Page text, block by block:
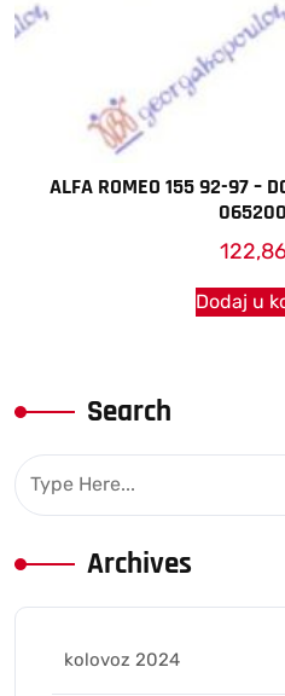
ALFA ROMEO 155 92-97 –
Dodaj u
Search
Archives
kolovoz 2024